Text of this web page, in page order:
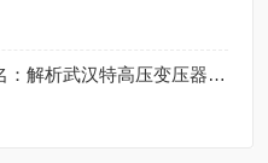
充气式试验变压器厂家排名：解析武汉特高压变压器的市场应用反馈